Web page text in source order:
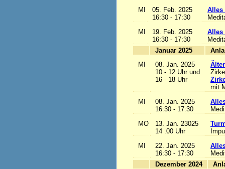
MI
05. Feb. 2025
16:30 - 17:30
Alles
MI
19. Feb. 2025
16:30 - 17:30
Alles
Januar 2025
MI
08. Jan. 2025
10 - 12 Uhr und
16 - 18 Uhr
mit
MI
08. Jan. 2025
16:30 - 17:30
MO
13. Jan. 23025
14 .00 Uhr
MI
22. Jan. 2025
16:30 - 17:30
Dezember 2024